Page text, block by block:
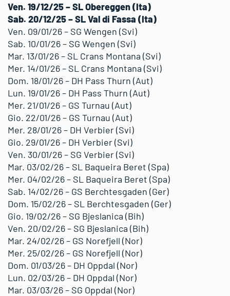
Ven. 19/12/25 – SL Obereggen (Ita)
Sab. 20/12/25 – SL Val di Fassa (Ita)
Ven. 09/01/26 – SG Wengen (Svi)
Sab. 10/01/26 – SG Wengen (Svi)
Mar. 13/01/26 – SL Crans Montana (Svi)
Mer. 14/01/26 – SL Crans Montana (Svi)
Dom. 18/01/26 – DH Pass Thurn (Aut)
Lun. 19/01/26 – DH Pass Thurn (Aut)
Mer. 21/01/26 – GS Turnau (Aut)
Gio. 22/01/26 – GS Turnau (Aut)
Mer. 28/01/26 – DH Verbier (Svi)
Gio. 29/01/26 – DH Verbier (Svi)
Ven. 30/01/26 – SG Verbier (Svi)
Mar. 03/02/26 – SL Baqueira Beret (Spa)
Mer. 04/02/26 – SL Baqueira Beret (Spa)
Sab. 14/02/26 – GS Berchtesgaden (Ger)
Dom. 15/02/26 – SL Berchtesgaden (Ger)
Gio. 19/02/26 – SG Bjeslanica (Bih)
Ven. 20/02/26 – SG Bjeslanica (Bih)
Mar. 24/02/26 – GS Norefjell (Nor)
Mer. 25/02/26 – GS Norefjell (Nor)
Dom. 01/03/26 – DH Oppdal (Nor)
Lun. 02/03/26 – DH Oppdal (Nor)
Mar. 03/03/26 – SG Oppdal (Nor)